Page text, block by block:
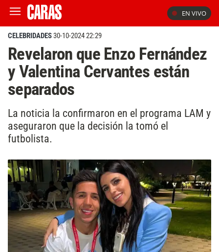
EN VIVO
CELEBRIDADES30-10-2024 22:29
Revelaron que Enzo Fernández
y Valentina Cervantes están
separados
La noticia la confirmaron en el programa LAM y
aseguraron que la decisión la tomó el
futbolista.